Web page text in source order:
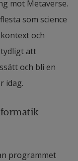
mot Metaverse.
som science
och
att
och bli en
idag.
programmet